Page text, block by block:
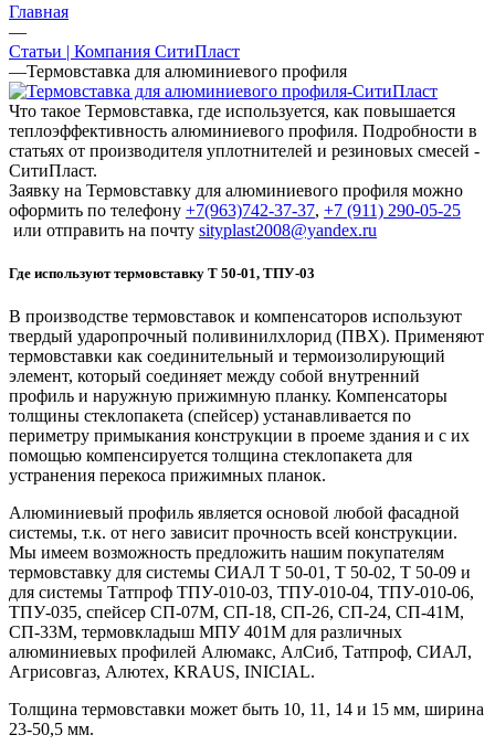
Главная
—
Статьи | Компания СитиПласт
—Термовставка для алюминиевого профиля
Что такое Термовставка, где используется, как повышается
теплоэффективность алюминиевого профиля. Подробности в
статьях от производителя уплотнителей и резиновых смесей -
СитиПласт.
Заявку на Термовставку для алюминиевого профиля можно
оформить по телефону +7(963)742-37-37, +7 (911) 290-05-25
или отправить на почту sityplast2008@yandex.ru
Где используют термовставку Т 50-01, ТПУ-03
В производстве термовставок и компенсаторов используют
твердый ударопрочный поливинилхлорид (ПВХ). Применяют
термовставки как соединительный и термоизолирующий
элемент, который соединяет между собой внутренний
профиль и наружную прижимную планку. Компенсаторы
толщины стеклопакета (спейсер) устанавливается по
периметру примыкания конструкции в проеме здания и с их
помощью компенсируется толщина стеклопакета для
устранения перекоса прижимных планок.
Алюминиевый профиль является основой любой фасадной
системы, т.к. от него зависит прочность всей конструкции.
Мы имеем возможность предложить нашим покупателям
термовставку для системы СИАЛ Т 50-01, Т 50-02, Т 50-09 и
для системы Татпроф ТПУ-010-03, ТПУ-010-04, ТПУ-010-06,
ТПУ-035, спейсер СП-07М, СП-18, СП-26, СП-24, СП-41М,
СП-33М, термовкладыш МПУ 401М для различных
алюминиевых профилей Алюмакс, АлСиб, Татпроф, СИАЛ,
Агрисовгаз, Алютех, KRAUS, INICIAL.
Толщина термовставки может быть 10, 11, 14 и 15 мм, ширина
23-50,5 мм.